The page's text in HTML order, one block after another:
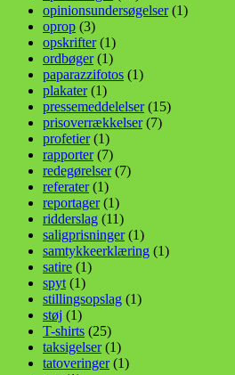
opinionsundersøgelser(1)
oprop (3)
opskrifter(1)
ordbøger(1)
paparazzifotos (1)
plakater(1)
pressemeddelelser(15)
prisoverrækkelser(7)
profetier(1)
rapporter(7)
redegørelser(7)
referater(1)
reportager(1)
ridderslag (11)
saligprisninger(1)
samtykkeerklæring (1)
satire (1)
spyt (1)
stillingsopslag (1)
støj (1)
T-shirts (25)
taksigelser(1)
tatoveringer(1)